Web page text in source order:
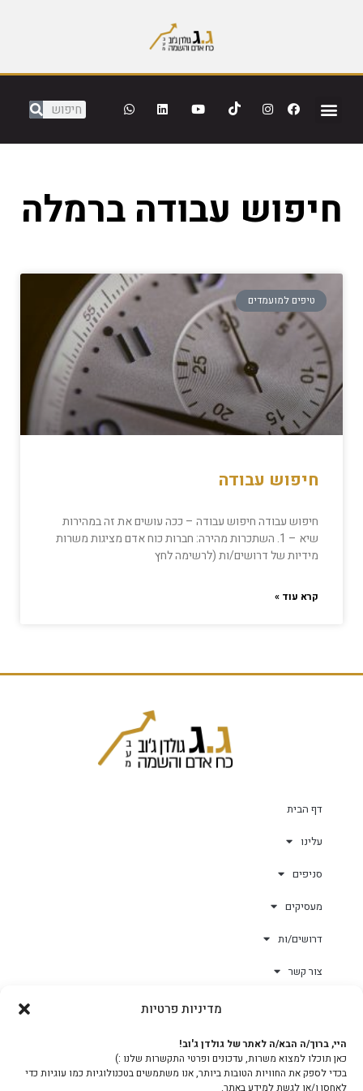
מדיניות פרטיות
היי, ברוך/ה הבא/ה לאתר של גולדן ג'וב!
כאן תוכלו למצוא משרות, עדכונים ופרטי התקשרות שלנו :)
בכדי לספק את החוויות הטובות ביותר, אנו משתמשים בטכנולוגיות כמו עוגיות כדי
לאחסן ו/או לגשת למידע באתר.
חיפוש עבודה ברמלה
טיפים למועמדים
חיפוש עבודה
חיפוש עבודה חיפוש עבודה – ככה עושים את זה במהירות
שיא – 1. השתכרות מהירה: חברות כוח אדם מציגות משרות
מידיות של דרושים/ות (לרשימה לחץ
קרא עוד »
דף הבית
עלינו
סניפים
מעסיקים
דרושים/ות
צור קשר
צוות